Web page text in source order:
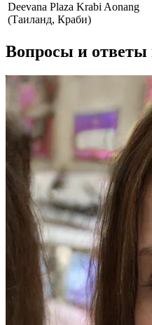
Deevana Plaza Krabi Aonang
(Таиланд, Краби)
Вопросы и ответы